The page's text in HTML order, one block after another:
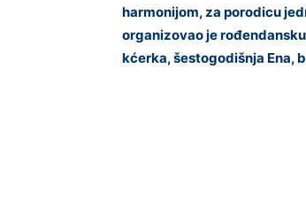
harmonijom, za porodicu
organizovao je
kćerka, šestogodišnja Ena,